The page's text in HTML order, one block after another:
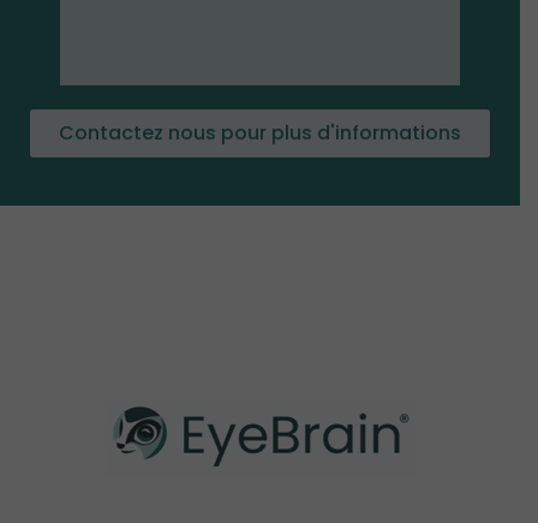
Contactez nous pour plus d'informations